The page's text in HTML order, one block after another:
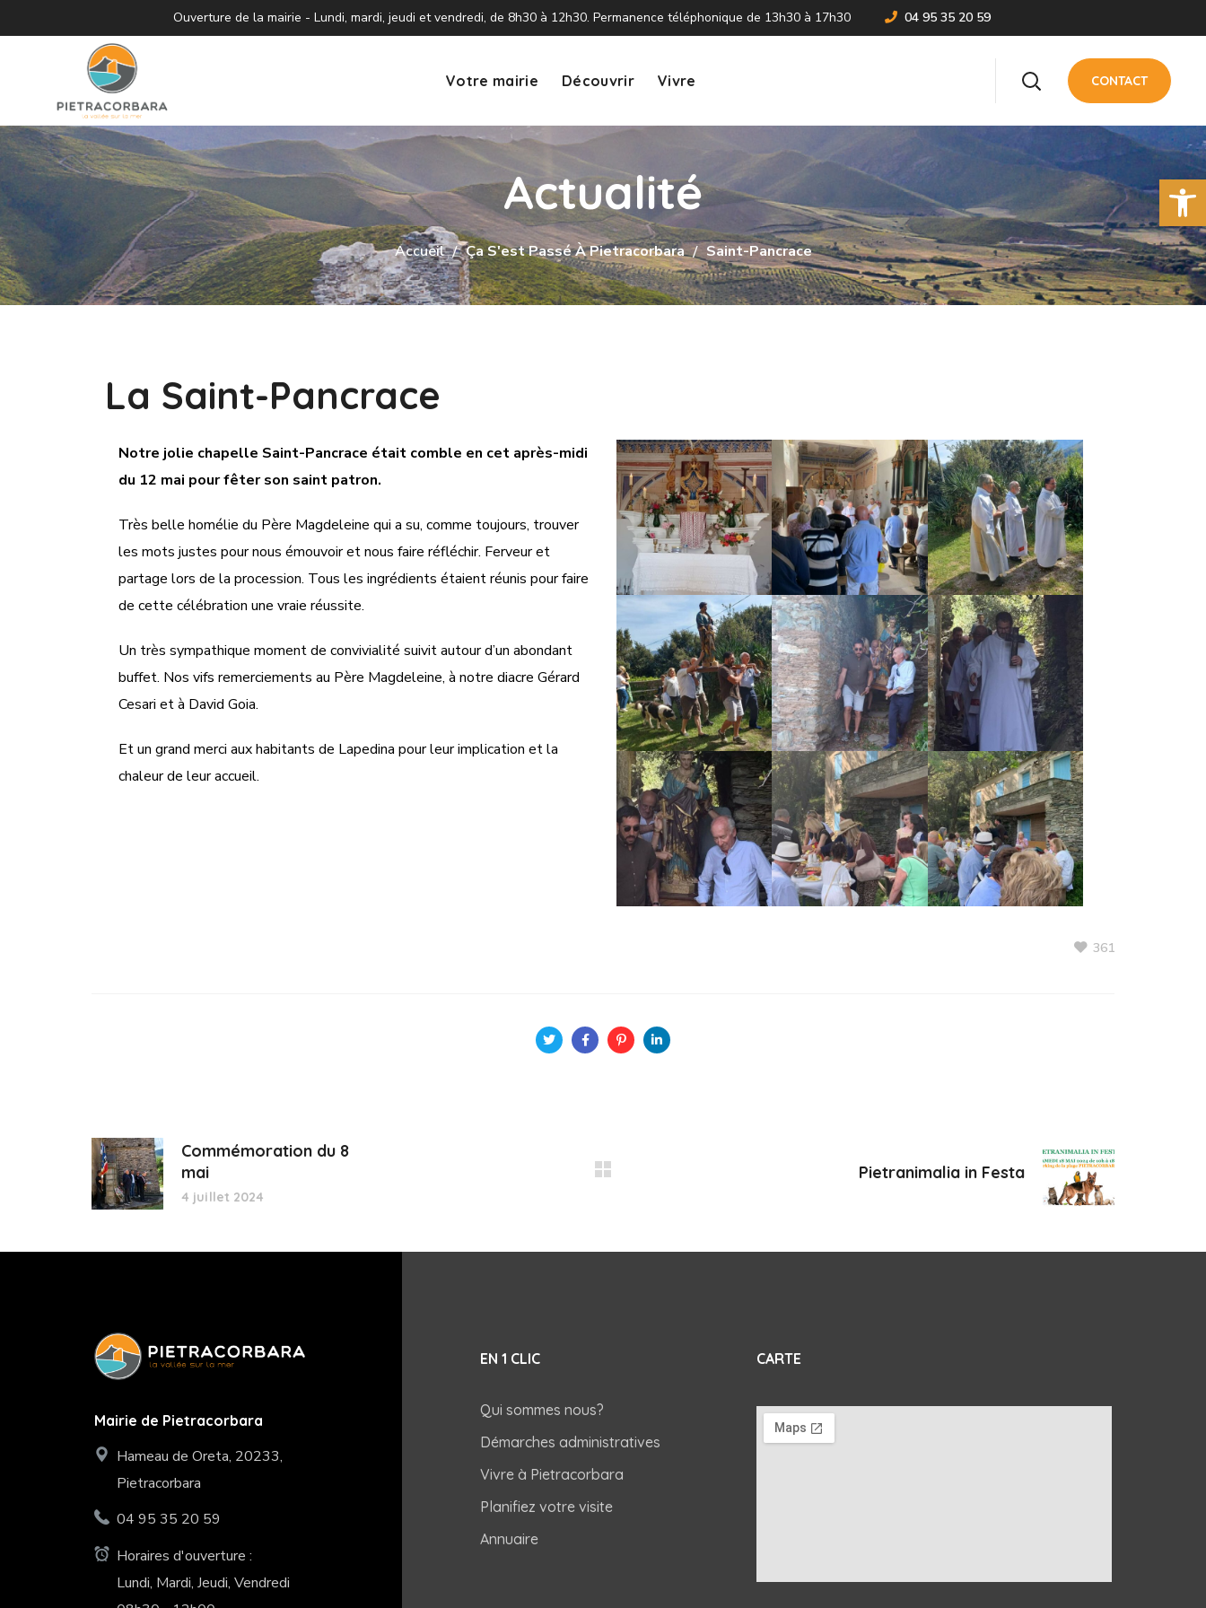
Ouvrir
Ouverture de la mairie - Lundi, mardi, jeudi et vendredi, de 8h30 à 12h30. Permanence téléphonique de 13h30 à 17h30 04 95 35 20 59
Votre mairie Découvrir Vivre CONTACT
Actualité
Accueil Ça S'est Passé À Pietracorbara Saint-Pancrace
La Saint-Pancrace
Notre jolie chapelle Saint-Pancrace était comble en cet après-midi
du 12 mai pour fêter son saint patron.
Très belle homélie du Père Magdeleine qui a su, comme toujours, trouver
les mots justes pour nous émouvoir et nous faire réfléchir. Ferveur et
partage lors de la procession. Tous les ingrédients étaient réunis pour faire
de cette célébration une vraie réussite.
Un très sympathique moment de convivialité suivit autour d’un abondant
buffet. Nos vifs remerciements au Père Magdeleine, à notre diacre Gérard
Cesari et à David Goia.
Et un grand merci aux habitants de Lapedina pour leur implication et la
chaleur de leur accueil.
361
Commémoration du 8
mai
4 juillet 2024
Pietranimalia in Festa
Mairie de Pietracorbara
Hameau de Oreta, 20233,
Pietracorbara
04 95 35 20 59
Horaires d'ouverture :
Lundi, Mardi, Jeudi, Vendredi
EN 1 CLIC
Qui sommes nous?
Démarches administratives
Vivre à Pietracorbara
Planifiez votre visite
Annuaire
CARTE